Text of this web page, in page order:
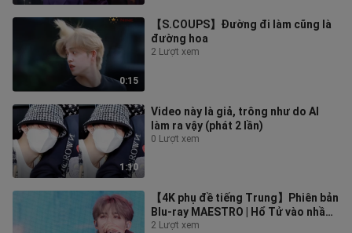
0:15
【S.COUPS】Đường đi làm cũng là
đường hoa
2 Lượt xem
1:10
Video này là giả, trông như do AI
làm ra vậy (phát 2 lần)
0 Lượt xem
【4K phụ đề tiếng Trung】Phiên bản
Blu-ray MAESTRO | Hổ Tử vào nhầm
cảnh, cả đoàn nín cười ở trường qu
2 Lượt xem